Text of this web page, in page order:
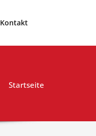
Kontakt
Startseite